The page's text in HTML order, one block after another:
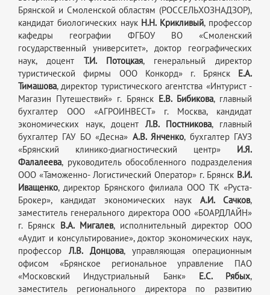
Брянской и Смоленской областям (РОССЕЛЬХОЗНАДЗОР),
кандидат биологических наук Н.Н. Крикливый, профессор
кафедры географии ФГБОУ ВО «Смоленский
государственный университет», доктор географических
наук, доцент Т.И. Потоцкая, генеральный директор
туристической фирмы ООО Конкорд» г. Брянск Е.А.
Тимашова, директор туристического агентства «Интурист -
Магазин Путешествий» г. Брянск Е.В. Бибикова, главный
бухгалтер ООО «АГРОИНВЕСТ» г. Москва, кандидат
экономических наук, доцент Л.В. Постникова, главный
бухгалтер ГАУ БО «Десна» А.В. Янченко, бухгалтер ГАУЗ
«Брянский клинико-диагностический центр» И.Я.
Фалалеева, руководитель обособленного подразделения
ООО «Таможенно- Логистический Оператор» г. Брянск В.И.
Иващенко, директор Брянского филиала ООО ТК «Руста-
Брокер», кандидат экономических наук А.И. Сачков,
заместитель генерального директора ООО «БОАРДЛАЙН»
г. Брянск В.А. Мигалев, исполнительный директор ООО
«Аудит и консультирование», доктор экономических наук,
профессор Л.В. Донцова, управляющая операционным
офисом «Брянское региональное управление ПАО
«Московский Индустриальный Банк» Е.С. Рябых,
заместитель регионального директора по развитию